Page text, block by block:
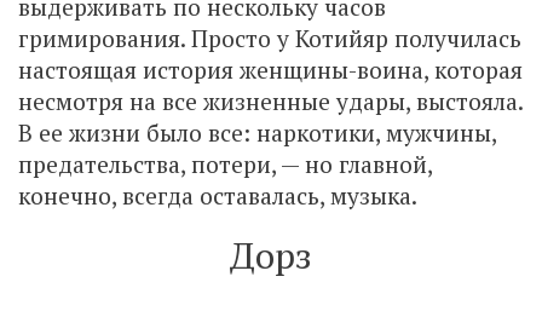
выдерживать по нескольку часов
гримирования. Просто у Котийяр получилась
настоящая история женщины-воина, которая
несмотря на все жизненные удары, выстояла.
В ее жизни было все: наркотики, мужчины,
предательства, потери, — но главной,
конечно, всегда оставалась, музыка.
Дорз